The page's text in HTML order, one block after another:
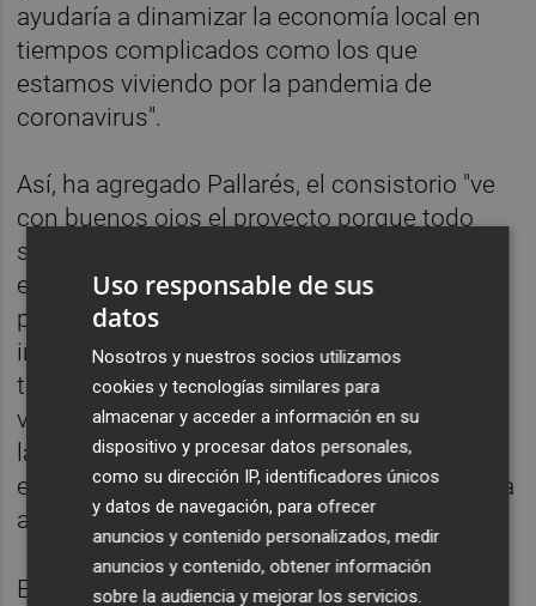
ayudaría a dinamizar la economía local en
tiempos complicados como los que
estamos viviendo por la pandemia de
coronavirus".
Así, ha agregado Pallarés, el consistorio "ve
con buenos ojos el proyecto porque todo
son ventajas y, además, sería un gran paso
en el plano de la eficiencia energética". La
primera edil también ha destacado que la
instalación tiene una nula afección sobre el
terreno pues, "al tratarse de una industria
verde, no contaminante, no tiene impacto en
la sierra; de hecho, la existencia del parque
es compatible con otras actividades como la
agrícola o la ganadera".
El proyecto es uno más de los que están en
Uso responsable de sus
datos
Nosotros y nuestros socios utilizamos
cookies y tecnologías similares para
almacenar y acceder a información en su
dispositivo y procesar datos personales,
como su dirección IP, identificadores únicos
y datos de navegación, para ofrecer
anuncios y contenido personalizados, medir
anuncios y contenido, obtener información
sobre la audiencia y mejorar los servicios.